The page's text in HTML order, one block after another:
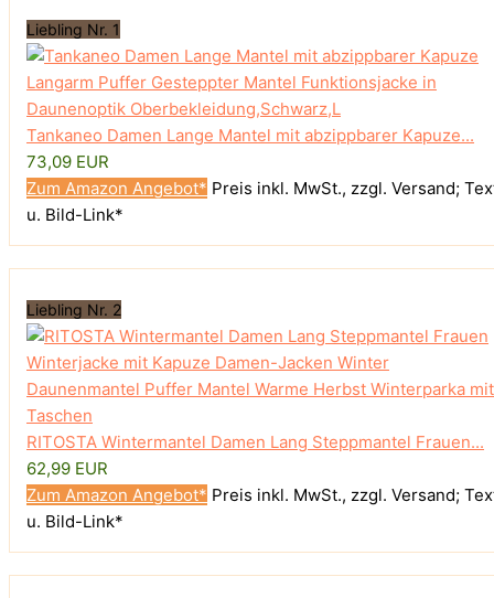
Liebling Nr. 1
Tankaneo Damen Lange Mantel mit abzippbarer Kapuze...
73,09 EUR
Zum Amazon Angebot* Preis inkl. MwSt., zzgl. Versand;
u. Bild-Link*
Liebling Nr. 2
RITOSTA Wintermantel Damen Lang Steppmantel Frauen...
62,99 EUR
Zum Amazon Angebot* Preis inkl. MwSt., zzgl. Versand;
u. Bild-Link*